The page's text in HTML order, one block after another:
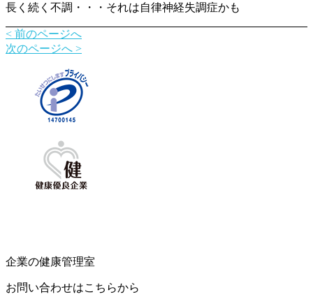
長く続く不調・・・それは自律神経失調症かも
< 前のページへ
次のページへ >
企業の健康管理室
お問い合わせはこちらから